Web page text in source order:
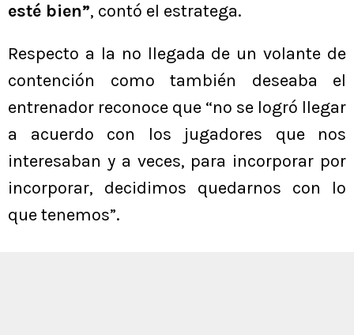
esté bien”, contó el estratega.
Respecto a la no llegada de un volante de
contención como también deseaba el
entrenador reconoce que “no se logró llegar
a acuerdo con los jugadores que nos
interesaban y a veces, para incorporar por
incorporar, decidimos quedarnos con lo
que tenemos”.